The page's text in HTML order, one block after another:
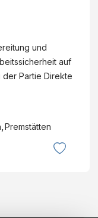
und
auf
der Partie Direkte
Premstätten